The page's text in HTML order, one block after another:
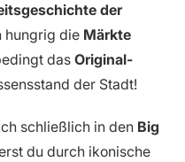
der
hungrig die Märkte
das Original-
der Stadt!
schließlich in den Big
du durch ikonische